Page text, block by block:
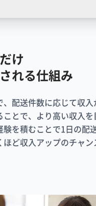
け
れる仕組み
配送件数に応じて収入
とで、より高い収入
験を積むことで1日の配
ほど収入アップのチャ